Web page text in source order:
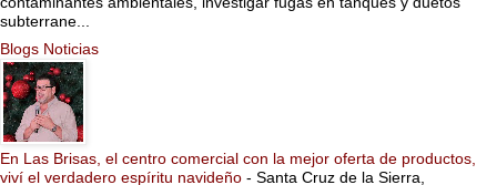
subterrane...
Blogs Noticias
En Las Brisas, el centro comercial con la mejor oferta de productos,
viví el verdadero espíritu navideño - Santa Cruz de la Sierra,